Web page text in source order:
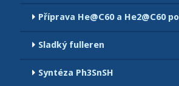
Příprava He@C60 a He2@C60
Sladký fulleren
Syntéza Ph3SnSH